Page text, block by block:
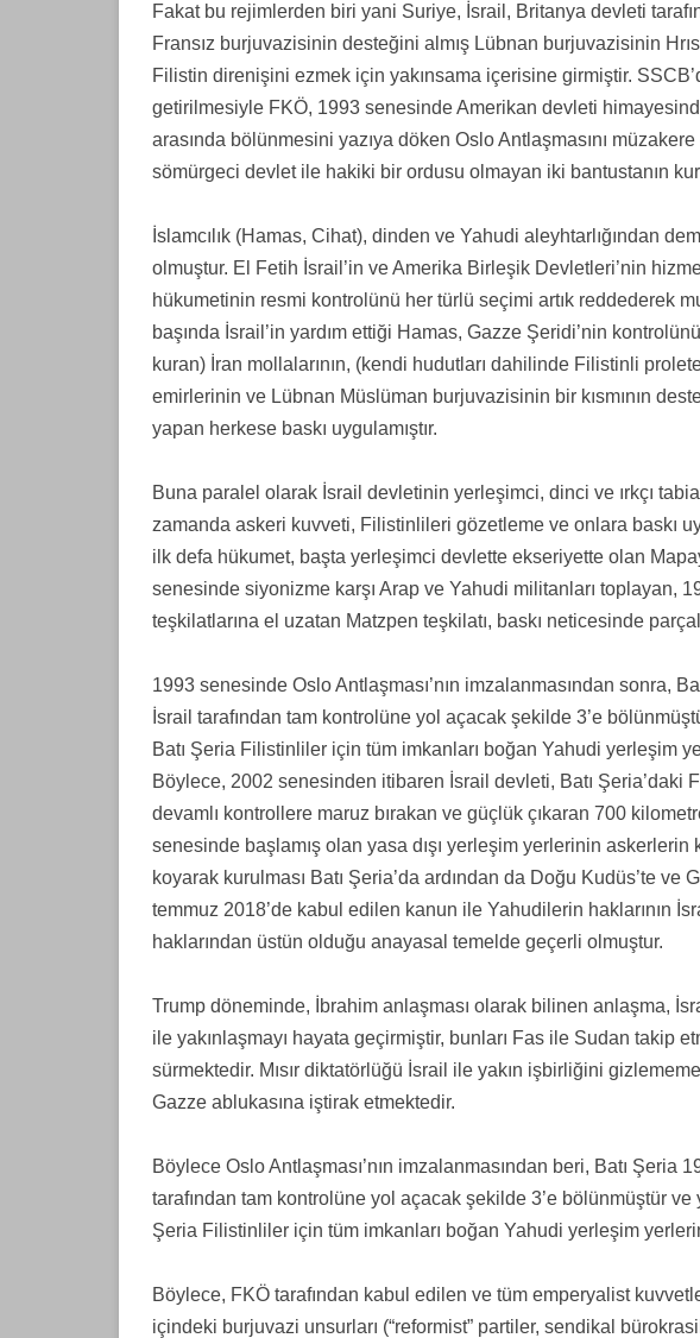
Fakat bu rejimlerden biri yani Suriye, İsrail, Britanya devleti
Fransız burjuvazisinin desteğini almış Lübnan burjuvazisinin
Filistin direnişini ezmek için yakınsama içerisine girmiştir.
getirilmesiyle FKÖ, 1993 senesinde Amerikan devleti
arasında bölünmesini yazıya döken Oslo Antlaşmasını müzakere
sömürgeci devlet ile hakiki bir ordusu olmayan iki bantustanın
İslamcılık (Hamas, Cihat), dinden ve Yahudi aleyhtarlığından
olmuştur. El Fetih İsrail’in ve Amerika Birleşik Devletleri’nin
hükumetinin resmi kontrolünü her türlü seçimi artık reddederek
başında İsrail’in yardım ettiği Hamas, Gazze Şeridi’nin
kuran) İran mollalarının, (kendi hudutları dahilinde Filistinli
emirlerinin ve Lübnan Müslüman burjuvazisinin bir kısmının
yapan herkese baskı uygulamıştır.
Buna paralel olarak İsrail devletinin yerleşimci, dinci ve ırkçı
zamanda askeri kuvveti, Filistinlileri gözetleme ve onlara baskı
ilk defa hükumet, başta yerleşimci devlette ekseriyette olan
senesinde siyonizme karşı Arap ve Yahudi militanları toplayan,
teşkilatlarına el uzatan Matzpen teşkilatı, baskı neticesinde
1993 senesinde Oslo Antlaşması’nın imzalanmasından sonra,
İsrail tarafından tam kontrolüne yol açacak şekilde 3’e
Batı Şeria Filistinliler için tüm imkanları boğan Yahudi yerleşim
Böylece, 2002 senesinden itibaren İsrail devleti, Batı Şeria’daki
devamlı kontrollere maruz bırakan ve güçlük çıkaran 700
senesinde başlamış olan yasa dışı yerleşim yerlerinin askerlerin
koyarak kurulması Batı Şeria’da ardından da Doğu Kudüs’te ve
temmuz 2018’de kabul edilen kanun ile Yahudilerin haklarının
haklarından üstün olduğu anayasal temelde geçerli olmuştur.
Trump döneminde, İbrahim anlaşması olarak bilinen anlaşma,
ile yakınlaşmayı hayata geçirmiştir, bunları Fas ile Sudan takip
sürmektedir. Mısır diktatörlüğü İsrail ile yakın işbirliğini
Gazze ablukasına iştirak etmektedir.
Böylece Oslo Antlaşması’nın imzalanmasından beri, Batı Şeria
tarafından tam kontrolüne yol açacak şekilde 3’e bölünmüştür ve
Şeria Filistinliler için tüm imkanları boğan Yahudi yerleşim
Böylece, FKÖ tarafından kabul edilen ve tüm emperyalist
içindeki burjuvazi unsurları (“reformist” partiler, sendikal